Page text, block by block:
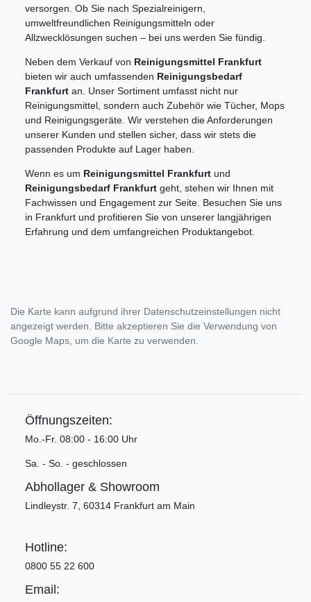
versorgen. Ob Sie nach Spezialreinigern,
umweltfreundlichen Reinigungsmitteln oder
Allzwecklösungen suchen – bei uns werden Sie fündig.
Neben dem Verkauf von Reinigungsmittel Frankfurt
bieten wir auch umfassenden Reinigungsbedarf
Frankfurt an. Unser Sortiment umfasst nicht nur
Reinigungsmittel, sondern auch Zubehör wie Tücher, Mops
und Reinigungsgeräte. Wir verstehen die Anforderungen
unserer Kunden und stellen sicher, dass wir stets die
passenden Produkte auf Lager haben.
Wenn es um Reinigungsmittel Frankfurt und
Reinigungsbedarf Frankfurt geht, stehen wir Ihnen mit
Fachwissen und Engagement zur Seite. Besuchen Sie uns
in Frankfurt und profitieren Sie von unserer langjährigen
Erfahrung und dem umfangreichen Produktangebot.
Die Karte kann aufgrund ihrer Datenschutzeinstellungen nicht
angezeigt werden. Bitte akzeptieren Sie die Verwendung von
Google Maps, um die Karte zu verwenden.
Öffnungszeiten:
Mo.-Fr. 08:00 - 16:00 Uhr
Sa. - So. - geschlossen
Abhollager & Showroom
Lindleystr. 7, 60314 Frankfurt am Main
Hotline:
0800 55 22 600
Email: